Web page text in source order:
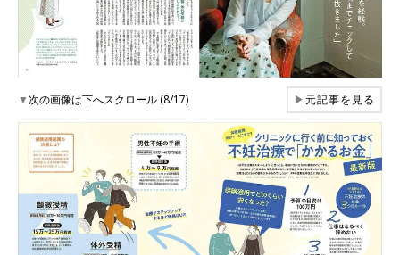
▼次の画像は下へスクロール (8/17) ▶元記事を見る